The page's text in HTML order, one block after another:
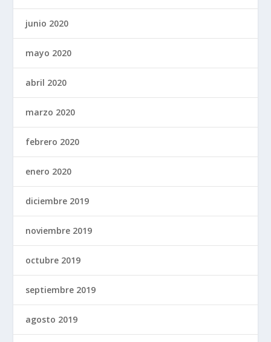
junio 2020
mayo 2020
abril 2020
marzo 2020
febrero 2020
enero 2020
diciembre 2019
noviembre 2019
octubre 2019
septiembre 2019
agosto 2019